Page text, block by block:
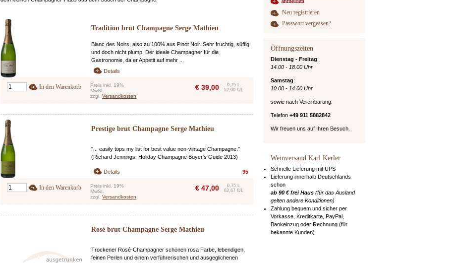
Tradition brut Champagne Serge Mathieu
Blanc des Noirs, also zu 100% aus Pinot Noir. Sehr fruchtig, süffig
und doch nicht plump. Der ideale Champagner für die
Gastronomie, da er Appetit auf mehr ...
Details
In den Warenkorb
Preis inkl. 19%
MwSt.
zzgl.Versandkosten
€ 39,00
0,75 L
52,00 €/L
Prestige brut Champagne Serge Mathieu
"... easily tops my list for best value non-vintage Champagne."
(Richard Jennings: Holiday Champagne Buyer's Guide 2013)
Details 95
In den Warenkorb
Preis inkl. 19%
MwSt.
zzgl.Versandkosten
€ 47,00
0,75 L
62,67 €/L
Rosé brut Champagne Serge Mathieu
Trockener Rosé-Champagner schönen rosa Farbe, lebendigen,
feinen Perlen und einem verführerischen und ausgeglichenen
Neu registrieren
Passwort vergessen?
Öffnungszeiten
Dienstag - Freitag:
14.00 - 18.00 Uhr
Samstag:
10.00 - 14.00 Uhr
sowie nach Vereinbarung:
Telefon +49 911 5882842
Wir freuen uns auf Ihren Besuch.
Weinversand Karl Kerler
Schnelle Lieferung mit UPS
Lieferung innerhalb Deutschlands
schon
ab 90 € frei Haus(für das Ausland
gelten andere Konditionen)
Zahlung bequem und sicher per
Vorkasse, Kreditkarte, PayPal,
Bankeinzug oder Rechnung (für
bekannte Kunden)